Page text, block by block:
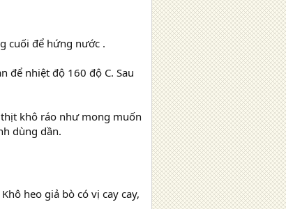
cuối để hứng nước .
để nhiệt độ 160 độ C. Sau
khô ráo như mong muốn
dùng dần.
heo giả bò có vị cay cay,